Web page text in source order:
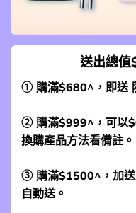
送出總值
① 購滿$680^，即送
② 購滿$999^，可以
換購產品方法看備註。
③ 購滿$1500^，加送
自動送。